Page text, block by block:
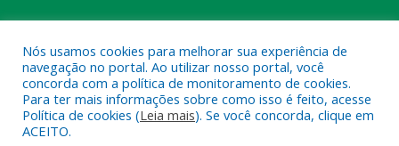
Todos os direitos reservados a Câmara Municipal de Belterra.
Nós usamos cookies para melhorar sua experiência de
navegação no portal. Ao utilizar nosso portal, você
concorda com a política de monitoramento de cookies.
Para ter mais informações sobre como isso é feito, acesse
Política de cookies (Leia mais). Se você concorda, clique em
ACEITO.